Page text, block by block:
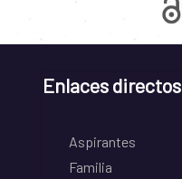
Enlaces directos
Aspirantes
Familia